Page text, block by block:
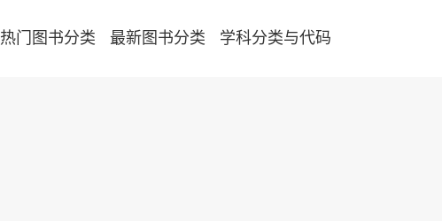
热门图书分类 最新图书分类 学科分类与代码